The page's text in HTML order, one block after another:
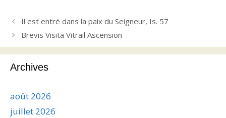
Il est entré dans la paix du Seigneur, Is. 57
Brevis Visita Vitrail Ascension
Archives
août 2026
juillet 2026